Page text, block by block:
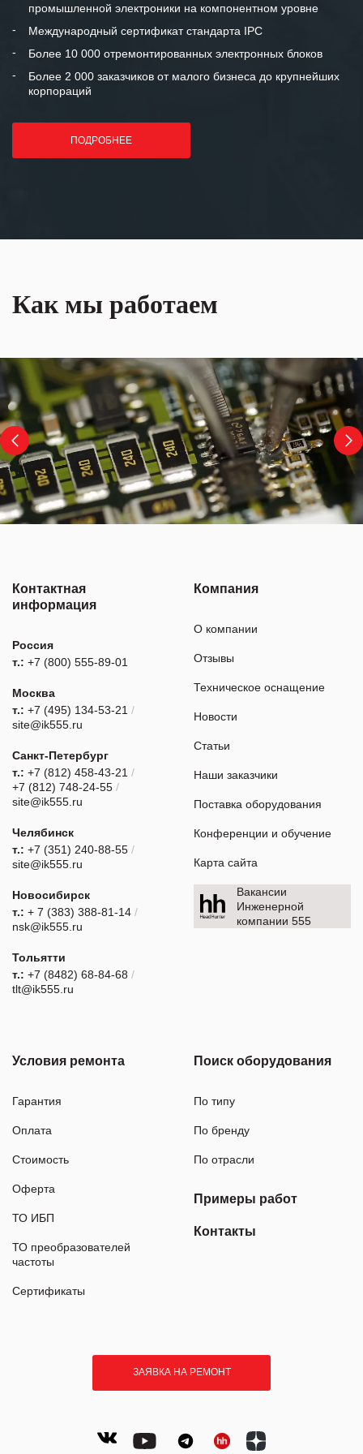
отношения и искренне желаем
«Инженерной компании «555» долгих
промышленной электроники на компонентном уровне
Международный сертификат стандарта IPC
Более 10 000 отремонтированных электронных блоков
Более 2 000 заказчиков от малого бизнеса до крупнейших
корпораций
ПОДРОБНЕЕ
Как мы работаем
Контактная
информация
Россия
т.: +7 (800) 555-89-01
Москва
т.: +7 (495) 134-53-21 /
site@ik555.ru
Санкт-Петербург
т.: +7 (812) 458-43-21 /
+7 (812) 748-24-55 /
site@ik555.ru
Челябинск
т.: +7 (351) 240-88-55 /
site@ik555.ru
Новосибирск
т.: + 7 (383) 388-81-14 /
nsk@ik555.ru
Тольятти
т.: +7 (8482) 68-84-68 /
tlt@ik555.ru
Компания
О компании
Отзывы
Техническое оснащение
Новости
Статьи
Наши заказчики
Поставка оборудования
Конференции и обучение
Карта сайта
Вакансии
Инженерной
компании 555
Условия ремонта
Гарантия
Оплата
Стоимость
Оферта
ТО ИБП
ТО преобразователей
частоты
Сертификаты
Поиск оборудования
По типу
По бренду
По отрасли
Примеры работ
Контакты
ЗАЯВКА НА РЕМОНТ